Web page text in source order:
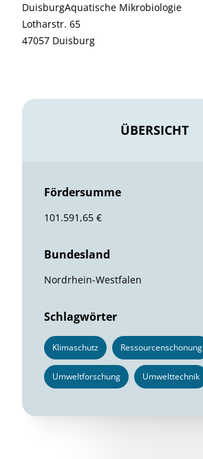
DuisburgAquatische Mikrobiologie
Lotharstr. 65
47057 Duisburg
ÜBERSICHT
Fördersumme
101.591,65 €
Bundesland
Nordrhein-Westfalen
Schlagwörter
Klimaschutz Ressourcenschonung
Umweltforschung Umwelttechnik